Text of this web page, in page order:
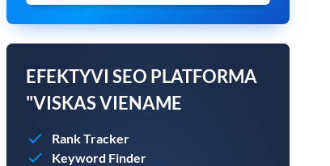
EFEKTYVI SEO PLATFORMA
"VISKAS VIENAME
Rank Tracker
Keyword Finder